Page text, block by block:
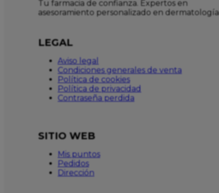
Tu farmacia de confianza. Expertos en
asesoramiento personalizado en dermatología
LEGAL
Aviso legal
Condiciones generales de venta
Política de cookies
Política de privacidad
Contraseña perdida
SITIO WEB
Mis puntos
Pedidos
Dirección